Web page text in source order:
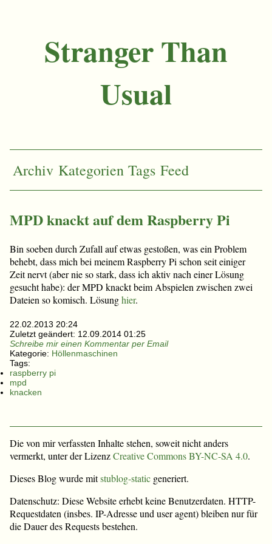
Stranger Than
Usual
Archiv Kategorien Tags Feed
MPD knackt auf dem Raspberry Pi
Bin soeben durch Zufall auf etwas gestoßen, was ein Problem
behebt, dass mich bei meinem Raspberry Pi schon seit einiger
Zeit nervt (aber nie so stark, dass ich aktiv nach einer Lösung
gesucht habe): der MPD knackt beim Abspielen zwischen zwei
Dateien so komisch. Lösunghier.
22.02.2013 20:24
Zuletzt geändert: 12.09.2014 01:25
Schreibe mir einen Kommentar per Email
Kategorie: Höllenmaschinen
Tags:
raspberry pi
mpd
knacken
Die von mir verfassten Inhalte stehen, soweit nicht anders
vermerkt, unter der LizenzCreative Commons BY-NC-SA 4.0.
Dieses Blog wurde mitstublog-static generiert.
Datenschutz: Diese Website erhebt keine Benutzerdaten. HTTP-
Requestdaten (insbes. IP-Adresse und user agent) bleiben nur für
die Dauer des Requests bestehen.